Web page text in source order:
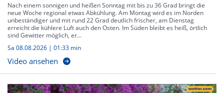
Nach einem sonnigen und heißen Sonntag mit bis zu 36 Grad bringt die
neue Woche regional etwas Abkühlung. Am Montag wird es im Norden
unbeständiger und mit rund 22 Grad deutlich frischer, am Dienstag
erreicht die kühlere Luft auch den Osten. Im Süden bleibt es heiß, örtlich
sind Gewitter möglich, er...
Sa 08.08.2026 | 01:33 min
Video ansehen